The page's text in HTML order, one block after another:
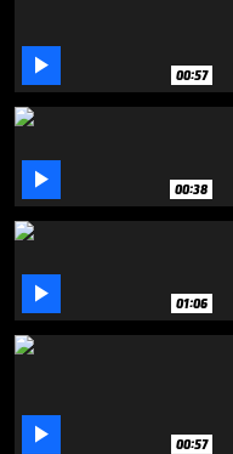
 00:57
 00:38
 01:06
 00:57